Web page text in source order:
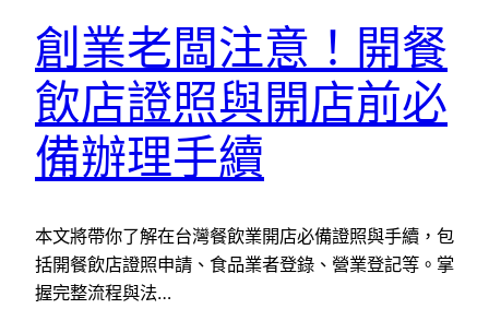
創業老闆注意！開餐
飲店證照與開店前必
備辦理手續
本文將帶你了解在台灣餐飲業開店必備證照與手續，包
括開餐飲店證照申請、食品業者登錄、營業登記等。掌
握完整流程與法…